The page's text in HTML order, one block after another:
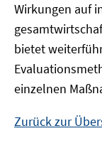
Wirkungen auf
bietet
einzelnen
Zurück zur